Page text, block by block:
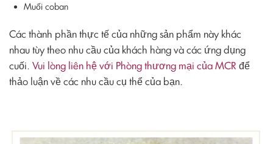
Muối coban
Các thành phần thực tế của những sản phẩm này khác
nhau tùy theo nhu cầu của khách hàng và các ứng dụng
cuối. Vui lòng liên hệ với Phòng thương mại của MCR để
thảo luận về các nhu cầu cụ thể của bạn.